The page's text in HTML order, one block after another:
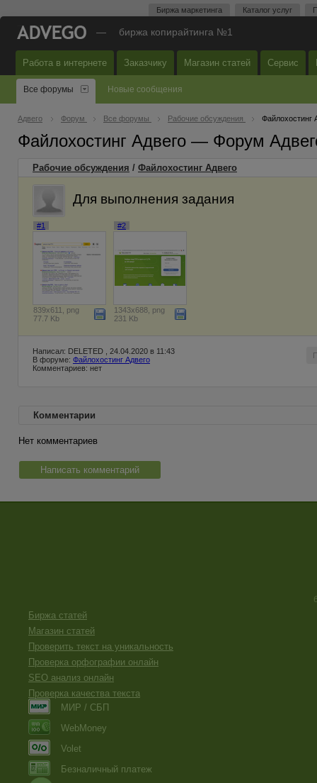
Биржа маркетинга Каталог услуг
— биржа копирайтинга №1
Работа в интернете Заказчику Магазин статей Сервис
Все форумы Новые сообщения
Адвего Форум Все форумы Рабочие обсуждения Файлохостинг
Файлохостинг Адвего — Форум
Рабочие обсуждения / Файлохостинг Адвего
Для выполнения задания
#1
839x611, png
77.7 Kb
#2
1343x688, png
231 Kb
Написал: DELETED , 24.04.2020 в 11:43
В форуме: Файлохостинг Адвего
Комментариев: нет
Комментарии
Нет комментариев
Написать комментарий
Биржа статей
Магазин статей
Проверить текст на уникальность
Проверка орфографии онлайн
SEO анализ онлайн
Проверка качества текста
МИР / СБП
WebMoney
Volet
Безналичный платеж